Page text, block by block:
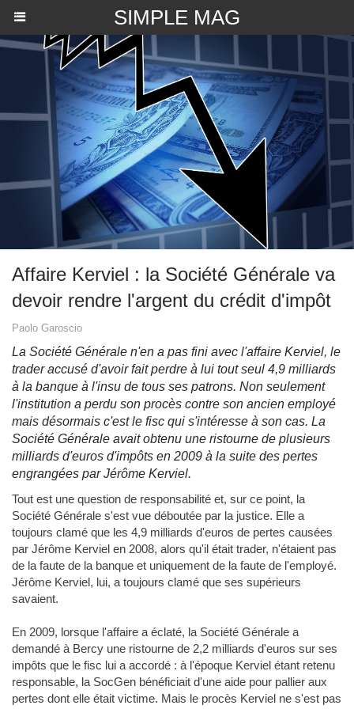
SIMPLE MAG
​Affaire Kerviel : la Société Générale va
devoir rendre l'argent du crédit d'impôt
Paolo Garoscio
La Société Générale n'en a pas fini avec l'affaire Kerviel, le
trader accusé d'avoir fait perdre à lui tout seul 4,9 milliards
à la banque à l'insu de tous ses patrons. Non seulement
l'institution a perdu son procès contre son ancien employé
mais désormais c'est le fisc qui s'intéresse à son cas. La
Société Générale avait obtenu une ristourne de plusieurs
milliards d'euros d'impôts en 2009 à la suite des pertes
engrangées par Jérôme Kerviel.
Tout est une question de responsabilité et, sur ce point, la
Société Générale s'est vue déboutée par la justice. Elle a
toujours clamé que les 4,9 milliards d'euros de pertes causées
par Jérôme Kerviel en 2008, alors qu'il était trader, n'étaient pas
de la faute de la banque et uniquement de la faute de l'employé.
Jérôme Kerviel, lui, a toujours clamé que ses supérieurs
savaient.
En 2009, lorsque l'affaire a éclaté, la Société Générale a
demandé à Bercy une ristourne de 2,2 milliards d'euros sur ses
impôts que le fisc lui a accordé : à l'époque Kerviel étant retenu
responsable, la SocGen bénéficiait d'une aide pour pallier aux
pertes dont elle était victime. Mais le procès Kerviel ne s'est pas